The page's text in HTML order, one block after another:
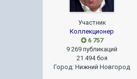
Участник
Коллекционер
6 757
9 269 публикаций
21 494 боя
Город:Нижний Новгород